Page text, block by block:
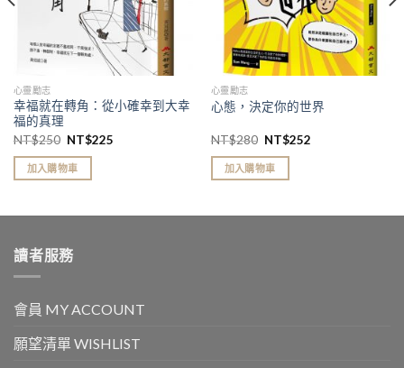
心靈勵志
幸福就在轉角：從小確幸到大幸
福的真理
NT$250 NT$225
加入購物車
心靈勵志
心態，決定你的世界
NT$280 NT$252
加入購物車
讀者服務
會員 MY ACCOUNT
願望清單 WISHLIST